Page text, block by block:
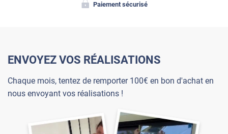
Paiement sécurisé
ENVOYEZ VOS RÉALISATIONS
Chaque mois, tentez de remporter 100€ en bon d'achat en
nous envoyant vos réalisations !